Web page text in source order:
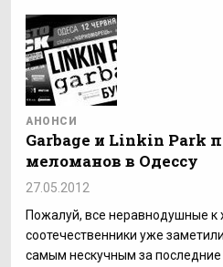
АНОНСИ
Garbage и Linkin Park
меломанов в Одессу
27.05.2012
Пожалуй, все неравнодушные к
соотечественники уже
самым нескучным за